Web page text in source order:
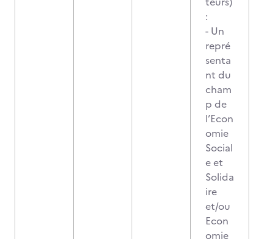
:
- Un
repré
senta
nt du
cham
p de
l’Econ
omie
Social
e et
Solida
ire
et/ou
Econ
omie